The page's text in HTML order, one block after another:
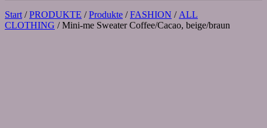
Start /PRODUKTE /Produkte /FASHION / ALL
CLOTHING / Mini-me Sweater Coffee/Cacao, beige/braun